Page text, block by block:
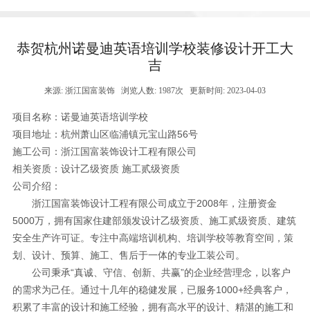
恭贺杭州诺曼迪英语培训学校装修设计开工大
吉
来源: 浙江国富装饰 浏览人数: 1987次 更新时间: 2023-04-03
项目名称：诺曼迪英语培训学校
项目地址：杭州萧山区临浦镇元宝山路56号
施工公司：浙江国富装饰设计工程有限公司
相关资质：设计乙级资质 施工贰级资质
公司介绍：
浙江国富装饰设计工程有限公司成立于2008年，注册资金
5000万，拥有国家住建部颁发设计乙级资质、施工贰级资质、建筑
安全生产许可证。专注中高端培训机构、培训学校等教育空间，策
划、设计、预算、施工、售后于一体的专业工装公司。
公司秉承“真诚、守信、创新、共赢”的企业经营理念，以客户
的需求为己任。通过十几年的稳健发展，已服务1000+经典客户，
积累了丰富的设计和施工经验，拥有高水平的设计、精湛的施工和